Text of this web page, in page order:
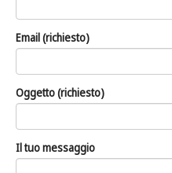
Email (richiesto)
Oggetto (richiesto)
Il tuo messaggio